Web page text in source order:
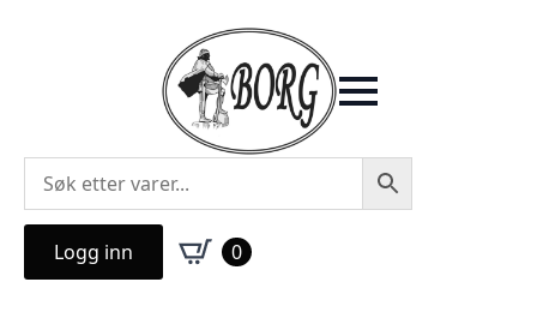
Logg inn 0